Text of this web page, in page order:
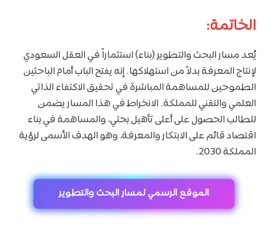
الخاتمة:
يُعد مسار البحث والتطوير (بناء) استثماراً في العقل السعودي
لإنتاج المعرفة بدلاً من استهلاكها. إنه يفتح الباب أمام الباحثين
الطموحين للمساهمة المباشرة في تحقيق الاكتفاء الذاتي
العلمي والتقني للمملكة. الانخراط في هذا المسار يضمن
للطالب الحصول على أعلى تأهيل بحثي، والمساهمة في بناء
اقتصاد قائم على الابتكار والمعرفة، وهو الهدف الأسمى لرؤية
المملكة 2030.
الموقع الرسمي لمسار البحث والتطوير